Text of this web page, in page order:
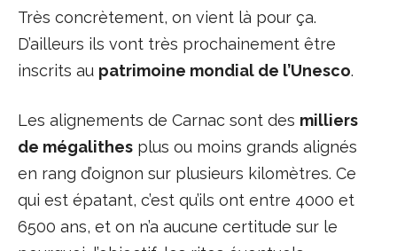
Très concrètement, on vient là pour ça.
D’ailleurs ils vont très prochainement être
inscrits au patrimoine mondial de l’Unesco.
Les alignements de Carnac sont des milliers
de mégalithes plus ou moins grands alignés
en rang d’oignon sur plusieurs kilomètres. Ce
qui est épatant, c’est qu’ils ont entre 4000 et
6500 ans, et on n’a aucune certitude sur le